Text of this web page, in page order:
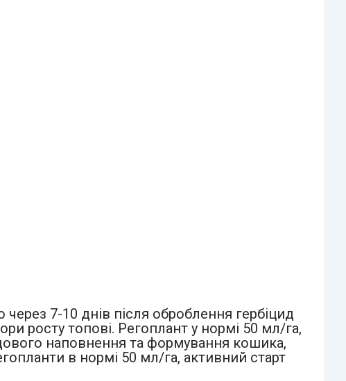
7-10 днів після оброблення гербіцид
росту топові. Регоплант у нормі 50 мл/га,
наповнення та формування кошика,
в нормі 50 мл/га, активний старт